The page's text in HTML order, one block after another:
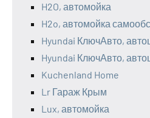
H2O, автомойка
H2o, автомойка
Hyundai КлючАвто,
Hyundai КлючАвто,
Kuchenland Home
Lr Гараж Крым
Lux, автомойка